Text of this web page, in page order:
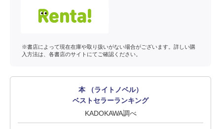
※書店によって現在在庫や取り扱いがない場合がございます。詳しい購
入方法は、各書店のサイトにてご確認ください。
本 （ライトノベル）
ベストセラーランキング
KADOKAWA調べ